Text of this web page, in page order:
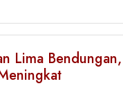
Lima